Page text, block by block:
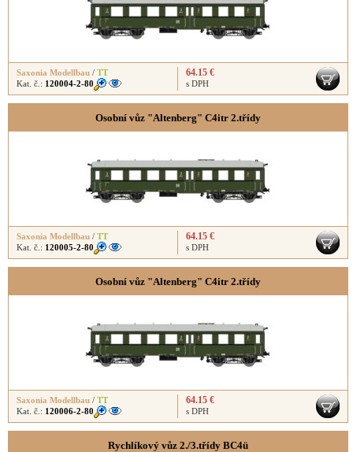
Saxonia Modellbau / TT
Kat. č.: 120004-2-80
64.15 €
s DPH
Osobní vůz "Altenberg" C4itr 2.třídy
Saxonia Modellbau / TT
Kat. č.: 120005-2-80
64.15 €
s DPH
Osobní vůz "Altenberg" C4itr 2.třídy
Saxonia Modellbau / TT
Kat. č.: 120006-2-80
64.15 €
s DPH
Rychlíkový vůz 2./3.třídy BC4ü